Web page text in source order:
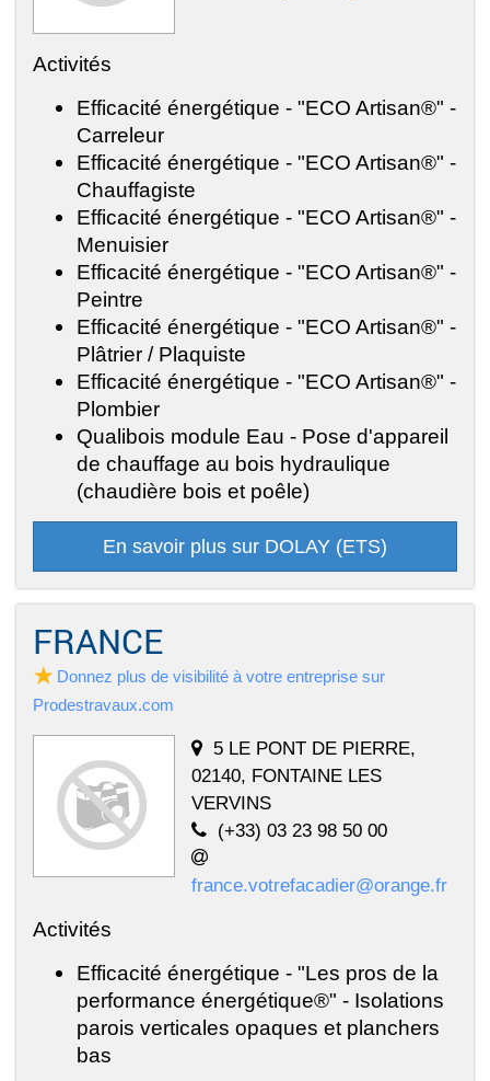
Activités
Efficacité énergétique - "ECO Artisan®" -
Carreleur
Efficacité énergétique - "ECO Artisan®" -
Chauffagiste
Efficacité énergétique - "ECO Artisan®" -
Menuisier
Efficacité énergétique - "ECO Artisan®" -
Peintre
Efficacité énergétique - "ECO Artisan®" -
Plâtrier / Plaquiste
Efficacité énergétique - "ECO Artisan®" -
Plombier
Qualibois module Eau - Pose d'appareil
de chauffage au bois hydraulique
(chaudière bois et poêle)
En savoir plus sur DOLAY (ETS)
FRANCE
Donnez plus de visibilité à votre entreprise sur
Prodestravaux.com
5 LE PONT DE PIERRE,
02140, FONTAINE LES
VERVINS
(+33) 03 23 98 50 00
france.votrefacadier@orange.fr
Activités
Efficacité énergétique - "Les pros de la
performance énergétique®" - Isolations
parois verticales opaques et planchers
bas